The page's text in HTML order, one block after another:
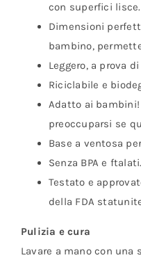
con superfici lisce.
Dimensioni
bambino,
Leggero, a prova
Riciclabile e
Adatto ai bambini!
preoccuparsi se
Base a ventosa
Senza BPA e ftalati.
Testato e
della FDA
Pulizia e cura
Lavare a mano con una